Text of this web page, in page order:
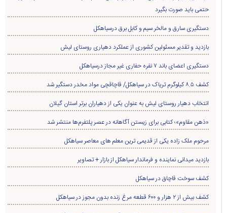
حتمی باید صورت بگیرد
دستگیری سارق و مالخر سیم و کابل برق درسیاهکل
بازدید و تقدیر مسئولین کشوری از عملکرد دهیاری روستای لیش
دستگیری اعضای باند ۷ نفره حفاری غير مجاز درسیاهکل
کشف ۸.۵ کیلوگرم تریاک در سیاهکل/ قاچاقچی مواد مخدر دستگیر شد
انتخاب دهیار روستای لیش به عنوان یکی از دهیاران برتر استان گیلان
«ذهن مقاوم»؛ کتابی برای زیستن آگاهانه در عصر پلتفرم‌ها منتشر شد
مرحوم ملک زاده یکی از قدیمی ترین معلم های معاصر سیاهکل
بازدید میدانی نماینده و فرماندار سیاهکل از بازار + تصاویر
کشف سوخت قاچاق در سياهکل
کشف بیش از ۲ هزار و ۶۰۰ قطعه مرغ زنده بدون مجوز در سیاهکل